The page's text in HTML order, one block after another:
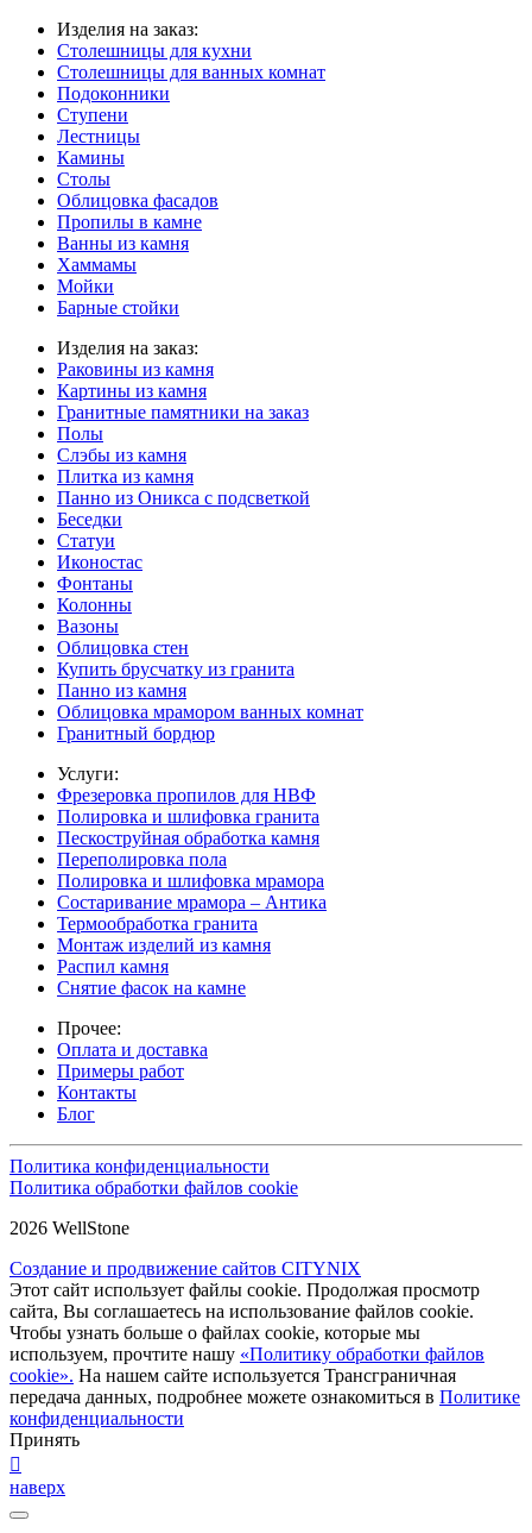
Изделия на заказ:
Столешницы для кухни
Столешницы для ванных комнат
Подоконники
Ступени
Лестницы
Камины
Столы
Облицовка фасадов
Пропилы в камне
Ванны из камня
Хаммамы
Мойки
Барные стойки
Изделия на заказ:
Раковины из камня
Картины из камня
Гранитные памятники на заказ
Полы
Слэбы из камня
Плитка из камня
Панно из Оникса с подсветкой
Беседки
Статуи
Иконостас
Фонтаны
Колонны
Вазоны
Облицовка стен
Купить брусчатку из гранита
Панно из камня
Облицовка мрамором ванных комнат
Гранитный бордюр
Услуги:
Фрезеровка пропилов для НВФ
Полировка и шлифовка гранита
Пескоструйная обработка камня
Переполировка пола
Полировка и шлифовка мрамора
Состаривание мрамора – Антика
Термообработка гранита
Монтаж изделий из камня
Распил камня
Снятие фасок на камне
Прочее:
Оплата и доставка
Примеры работ
Контакты
Блог
Политика конфиденциальности
Политика обработки файлов cookie
2026 WellStone
Создание и продвижение сайтов CITYNIX
Этот сайт использует файлы cookie. Продолжая просмотр
сайта, Вы соглашаетесь на использование файлов cookie.
Чтобы узнать больше о файлах cookie, которые мы
используем, прочтите нашу «Политику обработки файлов
cookie». На нашем сайте используется Трансграничная
передача данных, подробнее можете ознакомиться в Политике
конфиденциальности
Принять
наверх